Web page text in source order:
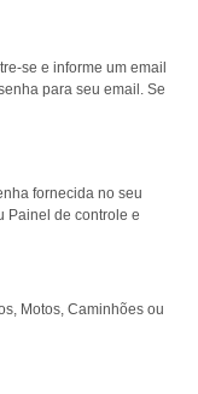
se e informe um email
para seu email. Se
fornecida no seu
Painel de controle e
Motos, Caminhões ou